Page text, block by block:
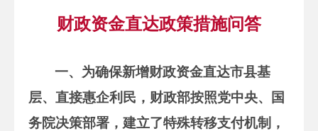
财政资金直达政策措施问答
一、为确保新增财政资金直达市县基
层、直接惠企利民，财政部按照党中央、国
务院决策部署，建立了特殊转移支付机制，